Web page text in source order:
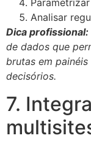
Analisar
Dica profissional:
de dados que
brutas em
decisórios.
7.